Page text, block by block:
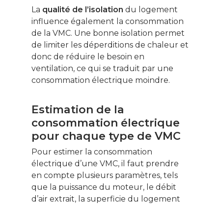
La qualité de l’isolation du logement
influence également la consommation
de la VMC. Une bonne isolation permet
de limiter les déperditions de chaleur et
donc de réduire le besoin en
ventilation, ce qui se traduit par une
consommation électrique moindre.
Estimation de la
consommation électrique
pour chaque type de VMC
Pour estimer la consommation
électrique d’une VMC, il faut prendre
en compte plusieurs paramètres, tels
que la puissance du moteur, le débit
d’air extrait, la superficie du logement